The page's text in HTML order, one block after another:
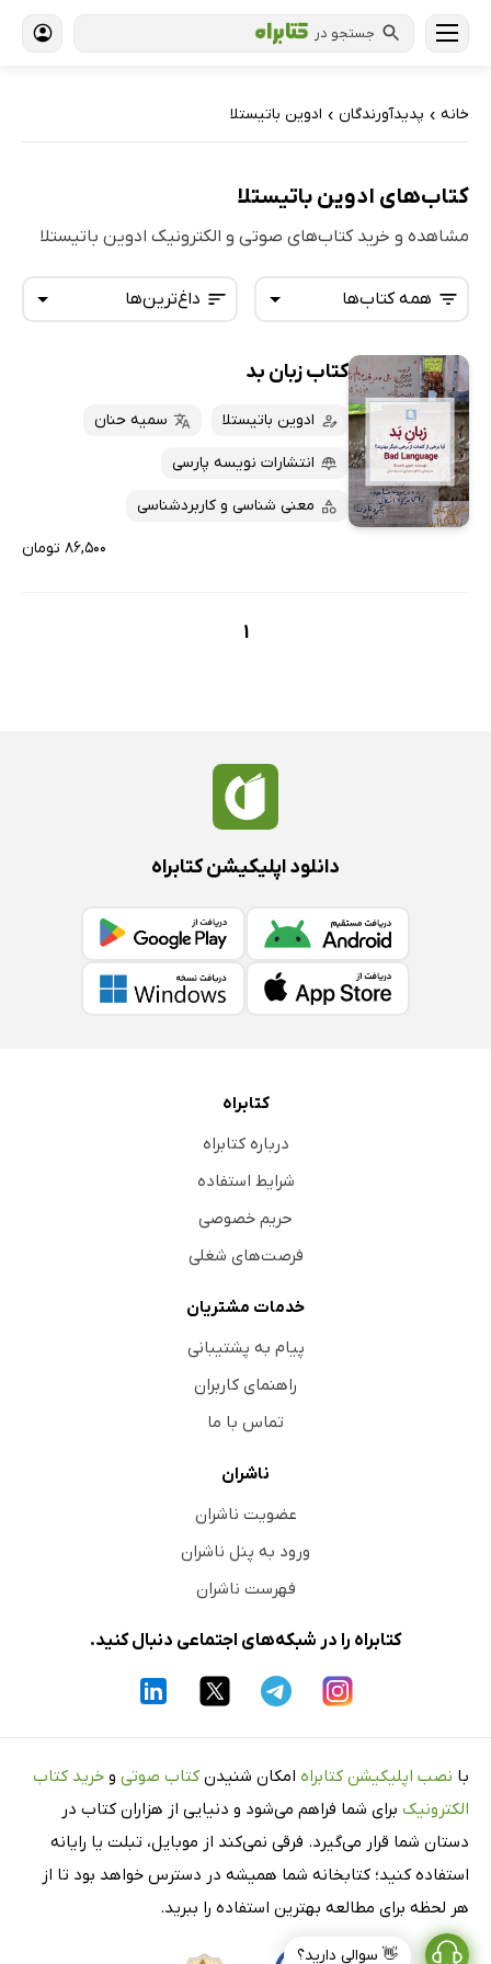
جستجو در
خانه › پدیدآورندگان › ادوین باتیستلا
کتاب‌های ادوین باتیستلا
مشاهده و خرید کتاب‌های صوتی و الکترونیک ادوین باتیستلا
داغ‌ترین‌ها
داغ‌ترین‌ها
پرفروش‌ها
پربحث‌ها
همه کتاب‌ها
همه کتاب‌ها
کتاب‌های صوتی
کتاب‌های متنی
کتاب زبان بد
ادوین باتیستلا سمیه حنان
انتشارات نویسه پارسی
معنی شناسی و کاربردشناسی
۸۶,۵۰۰ تومان
1
👋 سوالی دارید؟
دانلود اپلیکیشن کتابراه
کتابراه
درباره کتابراه
شرایط استفاده
حریم خصوصی
فرصت‌های شغلی
خدمات مشتریان
پیام به پشتیبانی
راهنمای کاربران
تماس با ما
ناشران
عضویت ناشران
ورود به پنل ناشران
فهرست ناشران
کتابراه را در شبکه‌های اجتماعی دنبال کنید.
با نصب اپلیکیشن کتابراه امکان شنیدن کتاب صوتی و خرید کتاب
الکترونیک برای شما فراهم می‌شود و دنیایی از هزاران کتاب در
دستان شما قرار می‌گیرد. فرقی نمی‌کند از موبایل، تبلت یا رایانه
استفاده کنید؛ کتابخانه شما همیشه در دسترس خواهد بود تا از
هر لحظه برای مطالعه بهترین استفاده را ببرید.